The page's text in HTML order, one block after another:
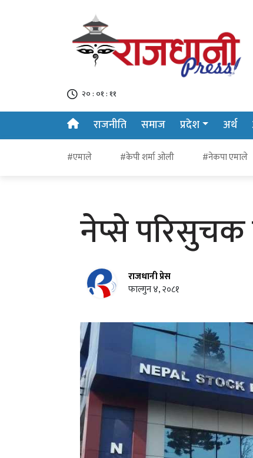
२० : ०१ : १२
राजनीति समाज प्रदेश अर्थ
#एमाले #केपी शर्मा ओली #नेकपा एमाले
नेप्से परिसुचक
राजधानी प्रेस
फाल्गुन ४, २०८१